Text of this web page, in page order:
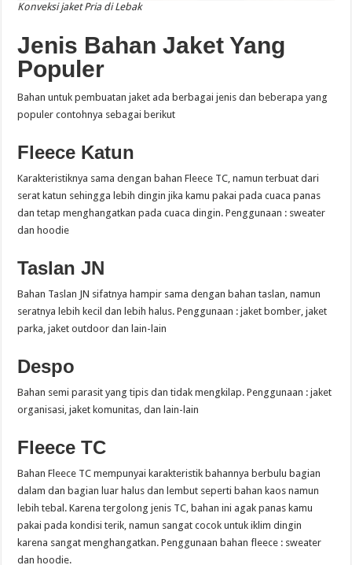
Konveksi jaket Pria di Lebak
Jenis Bahan Jaket Yang
Populer
Bahan untuk pembuatan jaket ada berbagai jenis dan beberapa yang
populer contohnya sebagai berikut
Fleece Katun
Karakteristiknya sama dengan bahan Fleece TC, namun terbuat dari
serat katun sehingga lebih dingin jika kamu pakai pada cuaca panas
dan tetap menghangatkan pada cuaca dingin. Penggunaan : sweater
dan hoodie
Taslan JN
Bahan Taslan JN sifatnya hampir sama dengan bahan taslan, namun
seratnya lebih kecil dan lebih halus. Penggunaan : jaket bomber, jaket
parka, jaket outdoor dan lain-lain
Despo
Bahan semi parasit yang tipis dan tidak mengkilap. Penggunaan : jaket
organisasi, jaket komunitas, dan lain-lain
Fleece TC
Bahan Fleece TC mempunyai karakteristik bahannya berbulu bagian
dalam dan bagian luar halus dan lembut seperti bahan kaos namun
lebih tebal. Karena tergolong jenis TC, bahan ini agak panas kamu
pakai pada kondisi terik, namun sangat cocok untuk iklim dingin
karena sangat menghangatkan. Penggunaan bahan fleece : sweater
dan hoodie.